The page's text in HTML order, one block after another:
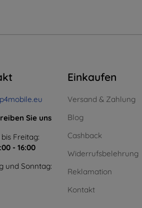
Sie uns
Freitag:
- 16:00
und Sonntag:
Einkaufen
Versand & Zahlung
Blog
Cashback
Widerrufsbelehrung
Reklamation
Kontakt